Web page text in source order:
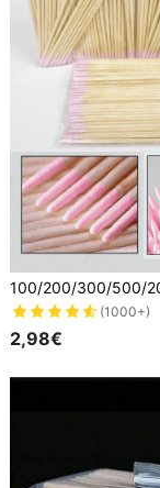
(1000+)
2,98€